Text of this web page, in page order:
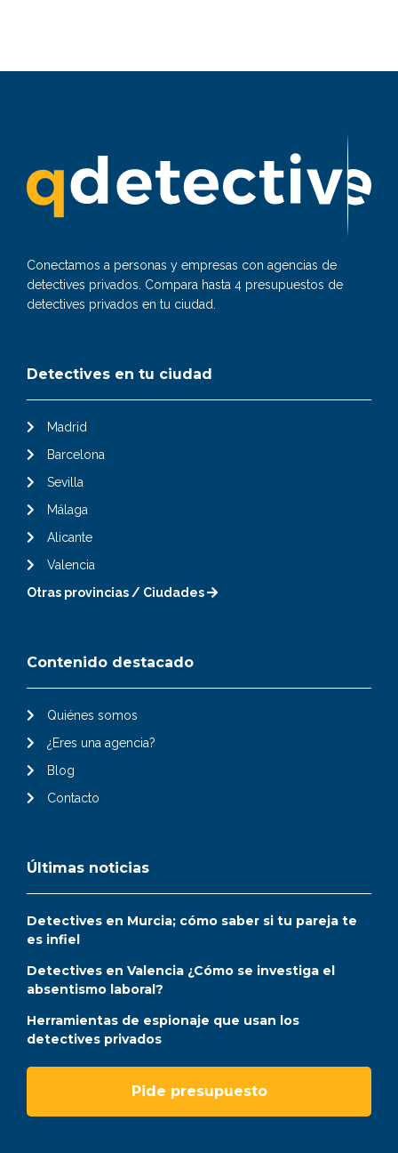
Conectamos a personas y empresas con agencias de
detectives privados. Compara hasta 4 presupuestos de
detectives privados en tu ciudad.
Detectives en tu ciudad
Madrid
Barcelona
Sevilla
Málaga
Alicante
Valencia
Otras provincias / Ciudades
Contenido destacado
Quiénes somos
¿Eres una agencia?
Blog
Contacto
Últimas noticias
Detectives en Murcia; cómo saber si tu pareja te
es infiel
Detectives en Valencia ¿Cómo se investiga el
absentismo laboral?
Herramientas de espionaje que usan los
detectives privados
Pide presupuesto